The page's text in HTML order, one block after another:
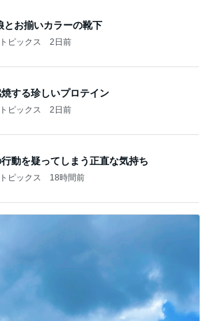
とお揃いカラーの靴下
ピックス 2日前
する珍しいプロテイン
ピックス 2日前
動を疑ってしまう正直な気持ち
ピックス 18時間前